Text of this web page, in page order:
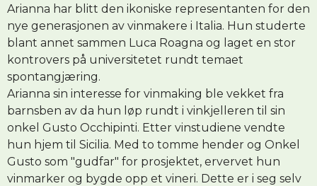
Arianna har blitt den ikoniske representanten for den
nye generasjonen av vinmakere i Italia. Hun studerte
blant annet sammen Luca Roagna og laget en stor
kontrovers på universitetet rundt temaet
spontangjæring.
Arianna sin interesse for vinmaking ble vekket fra
barnsben av da hun løp rundt i vinkjelleren til sin
onkel Gusto Occhipinti. Etter vinstudiene vendte
hun hjem til Sicilia. Med to tomme hender og Onkel
Gusto som "gudfar" for prosjektet, ervervet hun
vinmarker og bygde opp et vineri. Dette er i seg selv